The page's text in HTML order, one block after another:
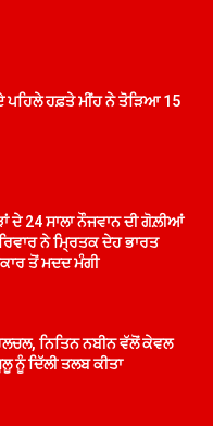
ਪਹਿਲੇ ਹਫ਼ਤੇ ਮੀਂਹ ਨੇ ਤੋੜਿਆ 15
ਦੇ 24 ਸਾਲਾ ਨੌਜਵਾਨ ਦੀ ਗੋਲ਼ੀਆਂ
ਨੇ ਮ੍ਰਿਤਕ ਦੇਹ ਭਾਰਤ
ਤੋਂ ਮਦਦ ਮੰਗੀ
ਨਿਤਿਨ ਨਬੀਨ ਵੱਲੋਂ ਕੇਵਲ
ਨੂੰ ਦਿੱਲੀ ਤਲਬ ਕੀਤਾ